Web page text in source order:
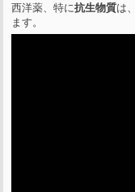
西洋薬、特に抗生物質は
ます。